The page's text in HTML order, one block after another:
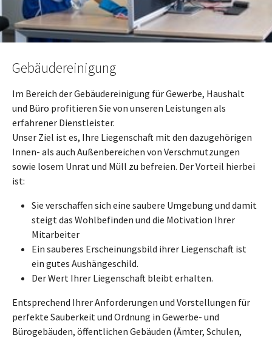
Gebäudereinigung
Im Bereich der Gebäudereinigung für Gewerbe, Haushalt
und Büro profitieren Sie von unseren Leistungen als
erfahrener Dienstleister.
Unser Ziel ist es, Ihre Liegenschaft mit den dazugehörigen
Innen- als auch Außenbereichen von Verschmutzungen
sowie losem Unrat und Müll zu befreien. Der Vorteil hierbei
ist:
Sie verschaffen sich eine saubere Umgebung und damit
steigt das Wohlbefinden und die Motivation Ihrer
Mitarbeiter
Ein sauberes Erscheinungsbild ihrer Liegenschaft ist
ein gutes Aushängeschild.
Der Wert Ihrer Liegenschaft bleibt erhalten.
Entsprechend Ihrer Anforderungen und Vorstellungen für
perfekte Sauberkeit und Ordnung in Gewerbe- und
Bürogebäuden, öffentlichen Gebäuden (Ämter, Schulen,